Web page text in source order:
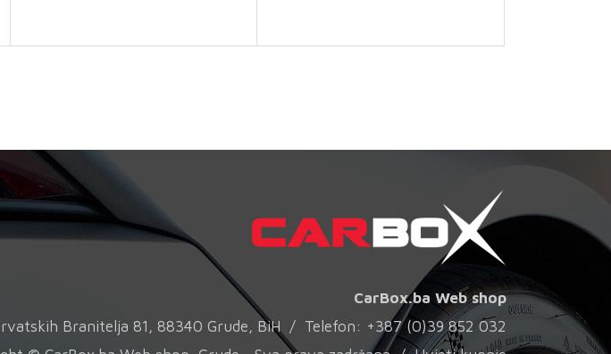
CarBox.ba Web shop
Branitelja 81, 88340 Grude, BiH / Telefon: +387 (0)39 852 032